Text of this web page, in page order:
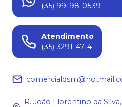
(35) 99198-0539
Atendimento
(35) 3291-4714
R. João Florentino da